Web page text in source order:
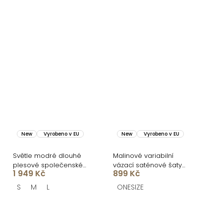
New Vyrobeno v EU
Světle modré dlouhé
plesové společenské
šaty CELLINES
1 949 Kč
S M L
New Vyrobeno v EU
Malinové variabilní
vázací saténové šaty
899 Kč
ONESIZE